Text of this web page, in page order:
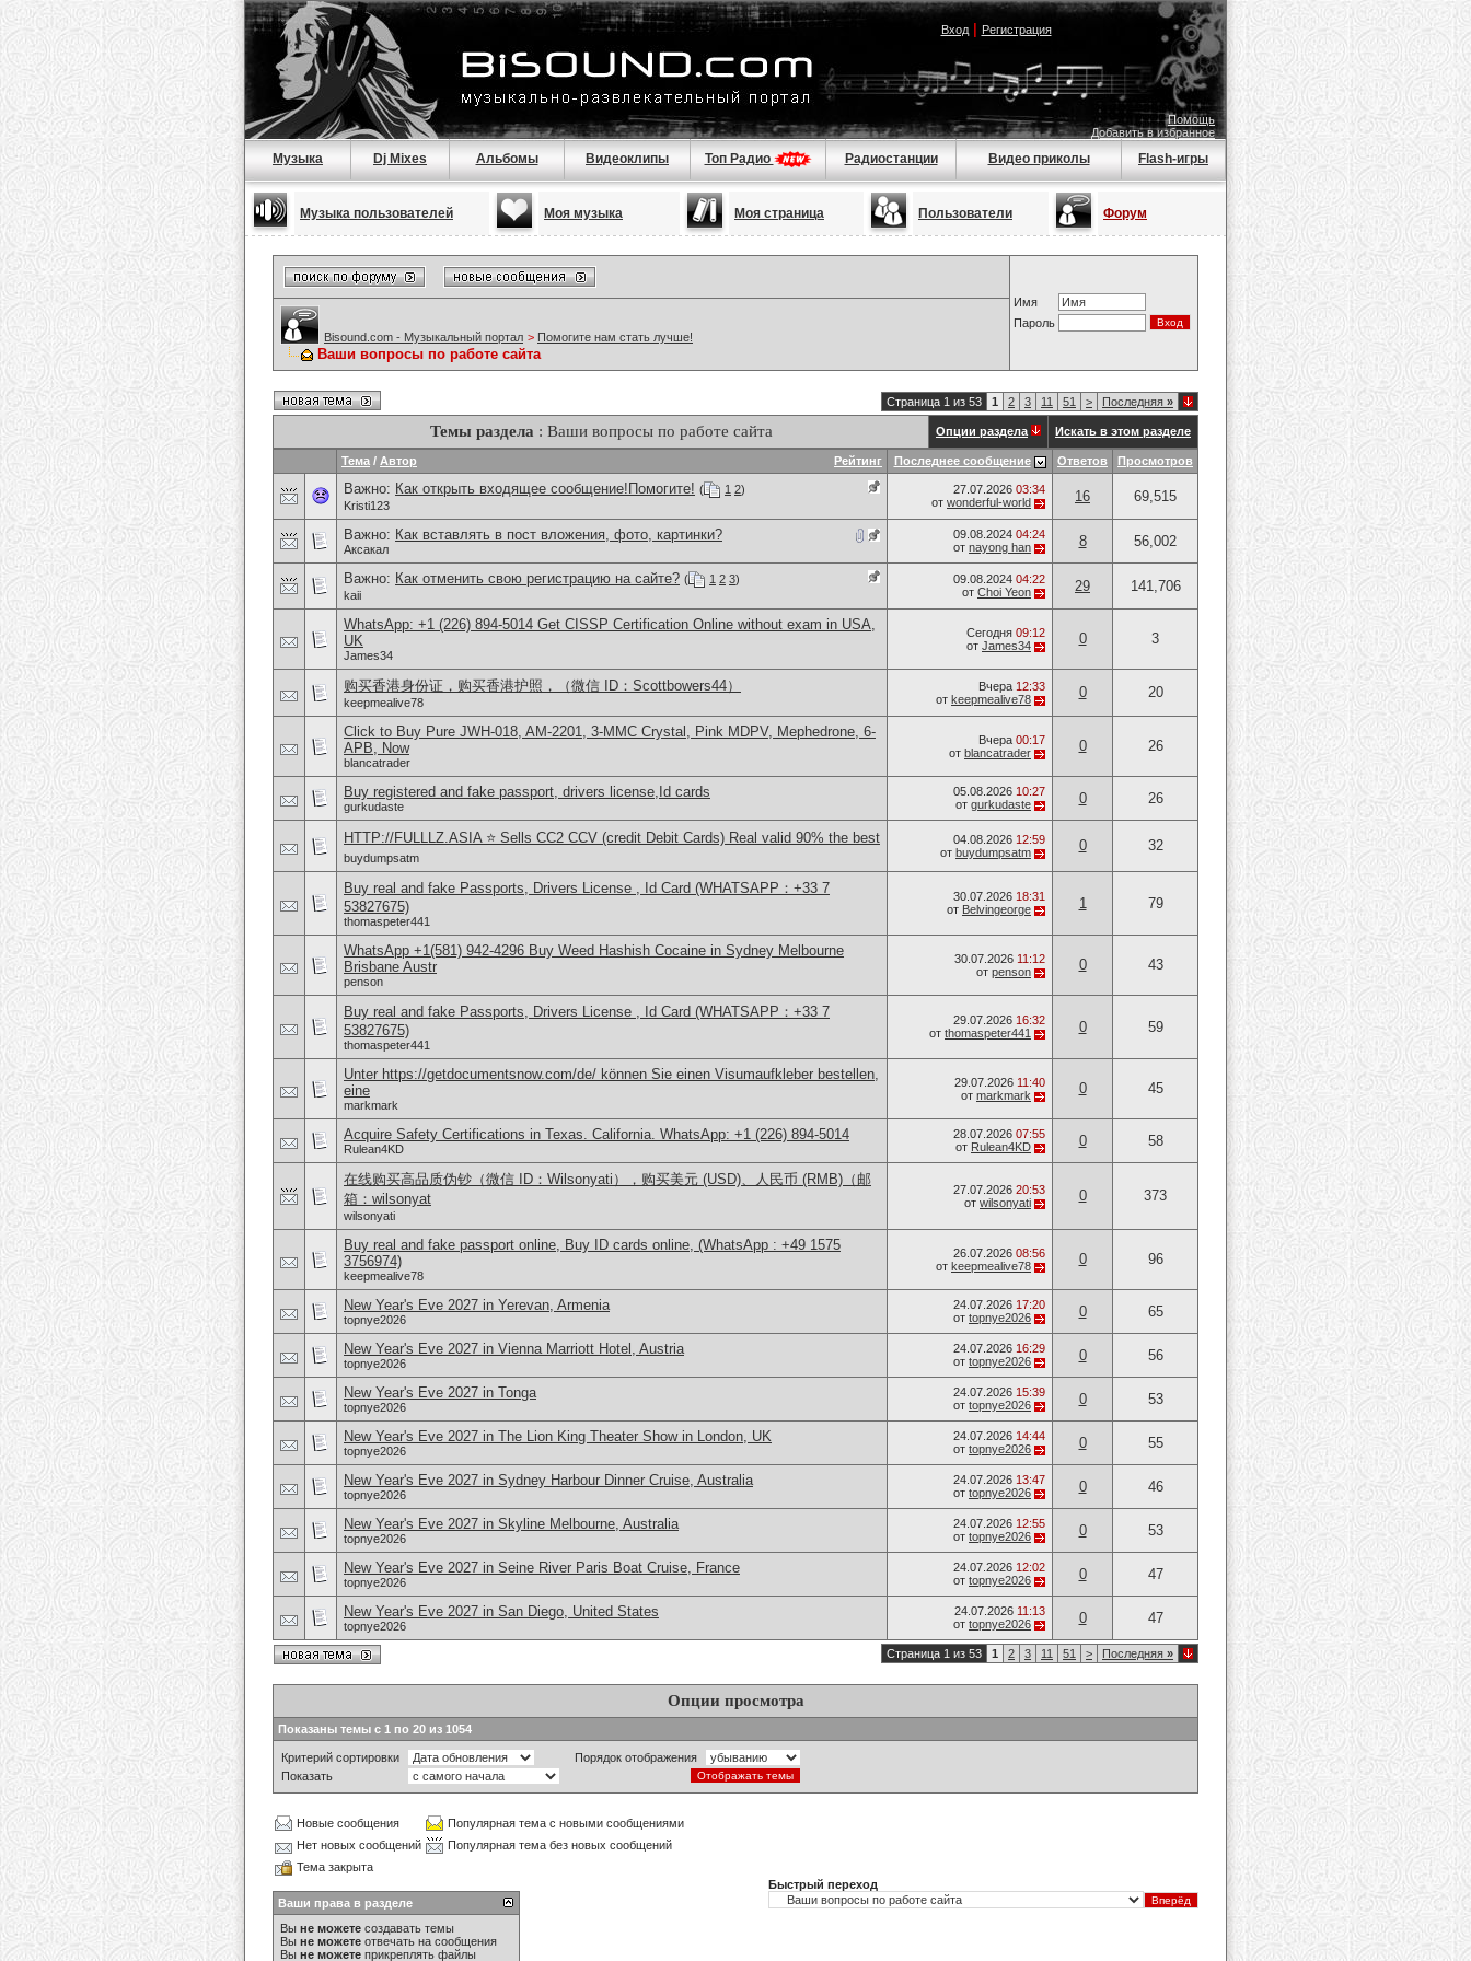
Вход| Регистрация
Помощь
Добавить в избранное
Музыка Dj Mixes Альбомы Видеоклипы Топ Радио Радиостанции Видео приколы Flash-игры
Музыка пользователей Моя музыка Моя страница Пользователи Форум
Имя
Пароль
Bisound.com - Музыкальный портал > Помогите нам стать лучше!
Ваши вопросы по работе сайта
Страница 1 из 53 1 2 3 11 51 > Последняя »
Темы раздела : Ваши вопросы по работе сайта Опции раздела Искать в этом разделе
Рейтинг
Тема / Автор Последнее сообщение Ответов Просмотров
Важно: Как открыть входящее сообщение!Помогите! ( 1 2)
Kristi123
27.07.2026 03:34
от wonderful-world 16 69,515
Важно: Как вставлять в пост вложения, фото, картинки?
Аксакал
09.08.2024 04:24
от nayong han 8 56,002
Важно: Как отменить свою регистрацию на сайте? ( 1 2 3)
kaii
09.08.2024 04:22
от Choi Yeon 29 141,706
WhatsApp: +1 (226) 894-5014​ Get CISSP Certification Online without exam in USA,
UK
James34
Сегодня 09:12
от James34 0 3
购买香港身份证，购买香港护照，（微信 ID：Scottbowers44）
keepmealive78
Вчера 12:33
от keepmealive78 0 20
Click to Buy Pure JWH-018, AM-2201, 3-MMC Crystal, Pink MDPV, Mephedrone, 6-
APB, Now
blancatrader
Вчера 00:17
от blancatrader 0 26
Buy registered and fake passport, drivers license,Id cards
gurkudaste
05.08.2026 10:27
от gurkudaste 0 26
HTTP://FULLLZ.ASIA ⭐️ Sells CC2 CCV (credit Debit Cards) Real valid 90% the best
buydumpsatm
04.08.2026 12:59
от buydumpsatm 0 32
Buy real and fake Passports, Drivers License , Id Card (WHATSAPP：+33 7
53827675)
thomaspeter441
30.07.2026 18:31
от Belvingeorge 1 79
WhatsApp +1(581) 942-4296 Buy Weed Hashish Cocaine in Sydney Melbourne
Brisbane Austr
penson
30.07.2026 11:12
от penson 0 43
Buy real and fake Passports, Drivers License , Id Card (WHATSAPP：+33 7
53827675)
thomaspeter441
29.07.2026 16:32
от thomaspeter441 0 59
Unter https://getdocumentsnow.com/de/ können Sie einen Visumaufkleber bestellen,
eine
markmark
29.07.2026 11:40
от markmark 0 45
Acquire Safety Certifications in Texas. California. WhatsApp: +1 (226) 894-5014
Rulean4KD
28.07.2026 07:55
от Rulean4KD 0 58
在线购买高品质伪钞（微信 ID：Wilsonyati），购买美元 (USD)、人民币 (RMB)（邮
箱：wilsonyat
wilsonyati
27.07.2026 20:53
от wilsonyati 0 373
Buy real and fake passport online, Buy ID cards online, (WhatsApp : +49 1575
3756974)
keepmealive78
26.07.2026 08:56
от keepmealive78 0 96
New Year's Eve 2027 in Yerevan, Armenia
topnye2026
24.07.2026 17:20
от topnye2026 0 65
New Year's Eve 2027 in Vienna Marriott Hotel, Austria
topnye2026
24.07.2026 16:29
от topnye2026 0 56
New Year's Eve 2027 in Tonga
topnye2026
24.07.2026 15:39
от topnye2026 0 53
New Year's Eve 2027 in The Lion King Theater Show in London, UK
topnye2026
24.07.2026 14:44
от topnye2026 0 55
New Year's Eve 2027 in Sydney Harbour Dinner Cruise, Australia
topnye2026
24.07.2026 13:47
от topnye2026 0 46
New Year's Eve 2027 in Skyline Melbourne, Australia
topnye2026
24.07.2026 12:55
от topnye2026 0 53
New Year's Eve 2027 in Seine River Paris Boat Cruise, France
topnye2026
24.07.2026 12:02
от topnye2026 0 47
New Year's Eve 2027 in San Diego, United States
topnye2026
24.07.2026 11:13
от topnye2026 0 47
Страница 1 из 53 1 2 3 11 51 > Последняя »
Опции просмотра
Показаны темы с 1 по 20 из 1054
Критерий сортировки
Порядок отображения
Показать
Новые сообщения
Популярная тема с новыми сообщениями
Нет новых сообщений
Популярная тема без новых сообщений
Тема закрыта
Ваши права в разделе
Вы не можете создавать темы
Вы не можете отвечать на сообщения
Вы не можете прикреплять файлы
Быстрый переход